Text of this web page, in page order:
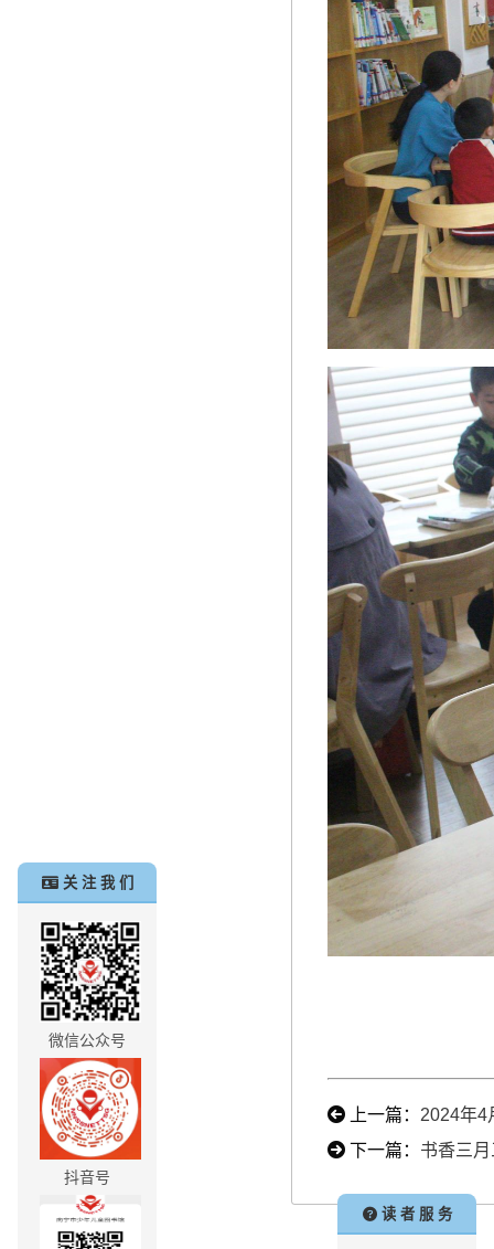
上一篇： 2024年4
下一篇： 书香三
读 者 服 务
关 注 我 们
微信公众号
抖音号